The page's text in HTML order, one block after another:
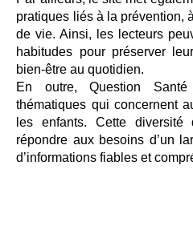
pratiques liés à la prévention,
de vie. Ainsi, les lecteurs
habitudes pour préserver
bien-être au quotidien.
En outre, Question
thématiques qui concernent
les enfants. Cette
répondre aux besoins d’un
d’informations fiables et